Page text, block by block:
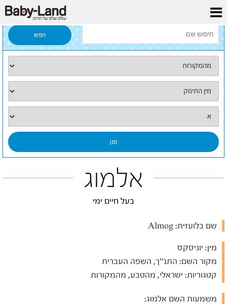
דף הבית
אלמוג
בעל חיים ימי
שם בלועזית:
מין: יוניסקס
מקור השם: התנ''ך, השפה העברית
קטגוריות: ישראלי, מהטבע, מהמקורות
משמעות השם אלמוג: